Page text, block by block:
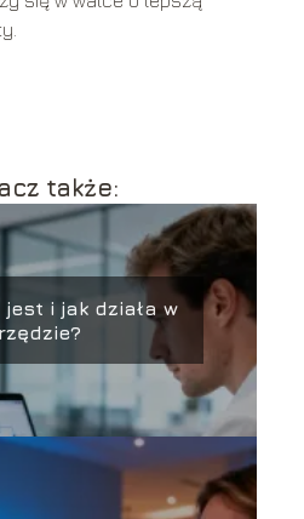
także:
jest i jak działa w